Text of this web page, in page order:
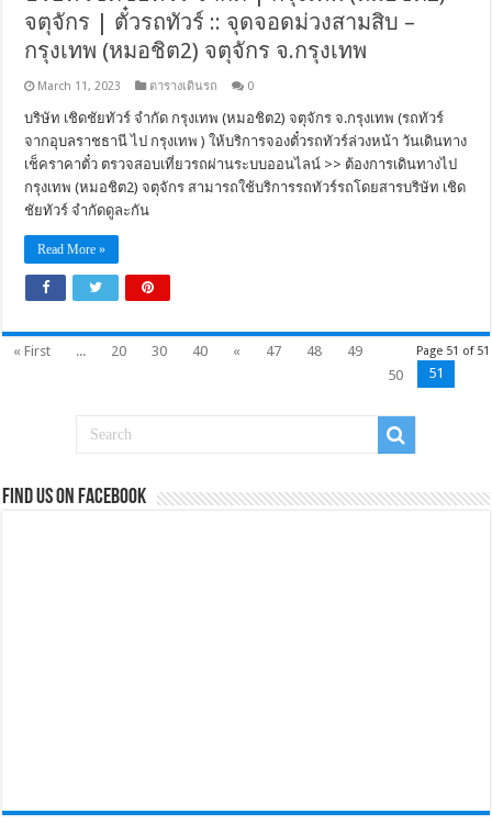
จตุจักร | ตั๋วรถทัวร์ :: จุดจอดม่วงสามสิบ –
กรุงเทพ (หมอชิต2) จตุจักร จ.กรุงเทพ
March 11, 2023 ตารางเดินรถ 0
บริษัท เชิดชัยทัวร์ จำกัด กรุงเทพ (หมอชิต2) จตุจักร จ.กรุงเทพ (รถทัวร์
จากอุบลราชธานี ไป กรุงเทพ ) ให้บริการจองตั๋วรถทัวร์ล่วงหน้า วันเดินทาง
เช็คราคาตั๋ว ตรวจสอบเที่ยวรถผ่านระบบออนไลน์ >> ต้องการเดินทางไป
กรุงเทพ (หมอชิต2) จตุจักร สามารถใช้บริการรถทัวร์รถโดยสารบริษัท เชิด
ชัยทัวร์ จำกัดดูละกัน
Read More »
Page 51 of 51
« First ... 20 30 40 « 47 48
49
50
51
Find us on Facebook